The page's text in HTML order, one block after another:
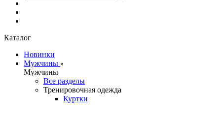
Каталог
Новинки
Мужчины
Мужчины
Все разделы
Тренировочная одежда
Куртки